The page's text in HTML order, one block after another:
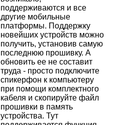
поддерживаются и все
другие мобильные
платформы. Поддержку
новейших устройств можно
получить, установив самую
последнюю прошивку. А
обновить ее не составит
труда - просто подключите
спикерфон к компьютеру
при помощи комплектного
кабеля и скопируйте файл
прошивки в память
устройства. Тут